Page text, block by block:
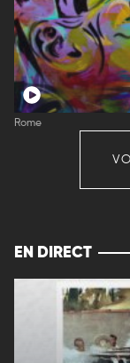
Rome
EN DIRECT